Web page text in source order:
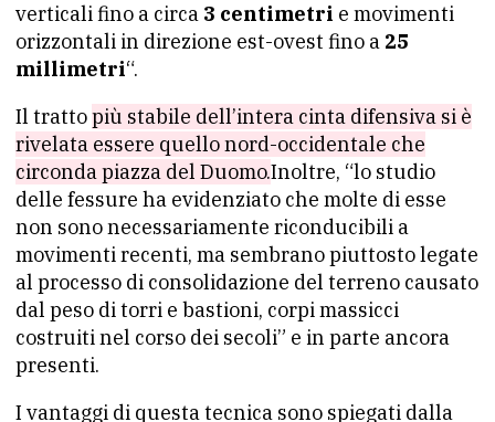
verticali fino a circa 3 centimetri e movimenti
orizzontali in direzione est-ovest fino a 25
millimetri“.
Il trattopiù stabile dell’intera cinta difensiva si è
rivelata essere quello nord-occidentale che
circonda piazza del Duomo.Inoltre, “lo studio
delle fessure ha evidenziato che molte di esse
non sono necessariamente riconducibili a
movimenti recenti, ma sembrano piuttosto legate
al processo di consolidazione del terreno causato
dal peso di torri e bastioni, corpi massicci
costruiti nel corso dei secoli” e in parte ancora
presenti.
I vantaggi di questa tecnica sono spiegati dalla